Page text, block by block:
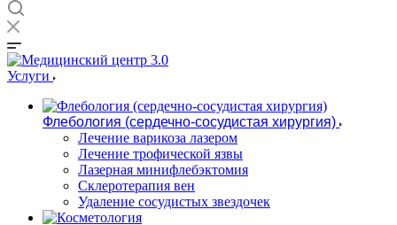
Услуги
Флебология (сердечно-сосудистая хирургия)
Лечение варикоза лазером
Лечение трофической язвы
Лазерная минифлебэктомия
Cклеротерапия вен
Удаление сосудистых звездочек